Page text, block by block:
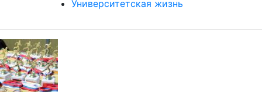
Университетская жизнь